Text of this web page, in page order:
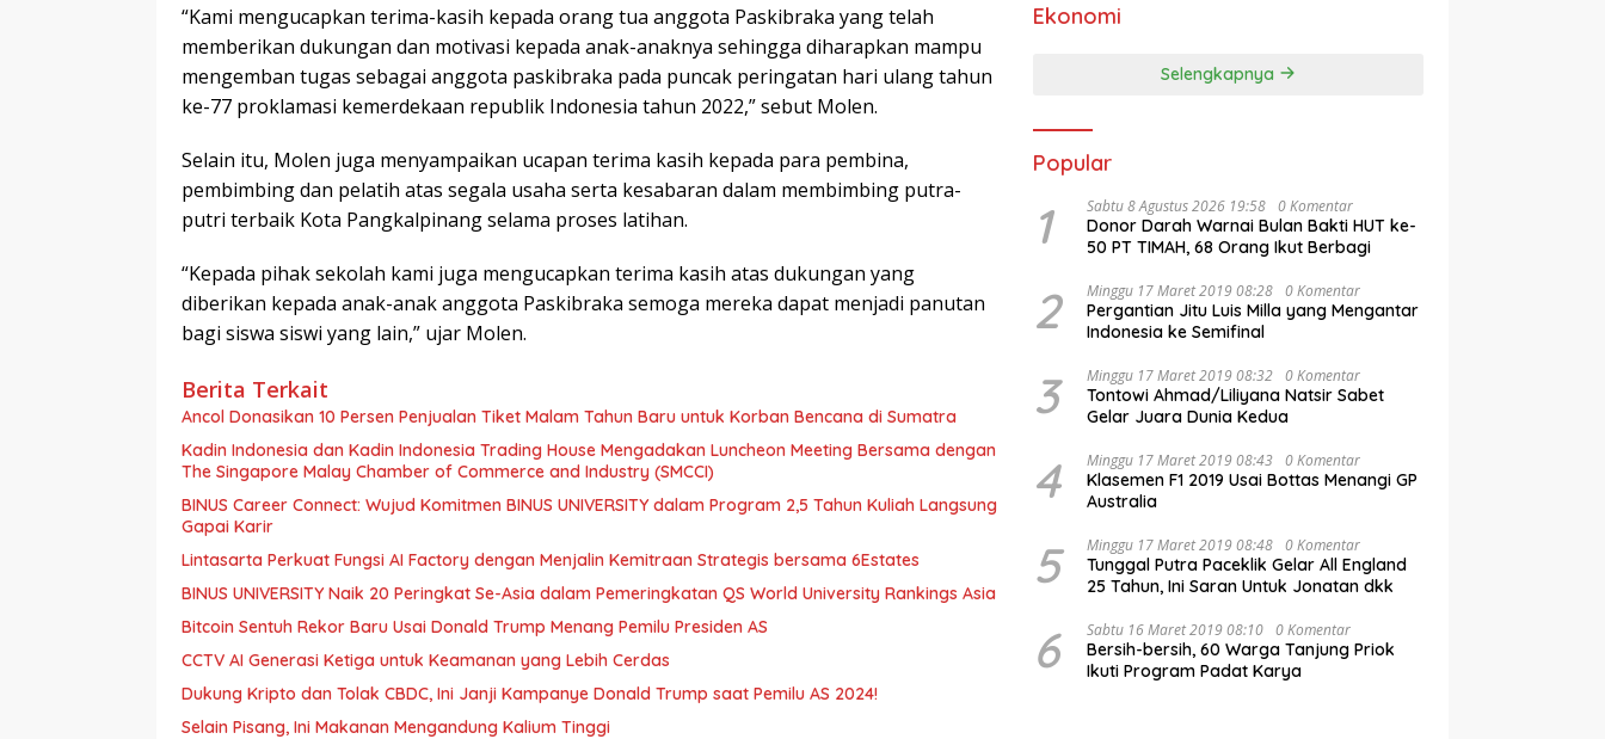
“Kami mengucapkan terima-kasih kepada orang tua anggota Paskibraka yang telah
memberikan dukungan dan motivasi kepada anak-anaknya sehingga diharapkan mampu
mengemban tugas sebagai anggota paskibraka pada puncak peringatan hari ulang tahun
ke-77 proklamasi kemerdekaan republik Indonesia tahun 2022,” sebut Molen.
Selain itu, Molen juga menyampaikan ucapan terima kasih kepada para pembina,
pembimbing dan pelatih atas segala usaha serta kesabaran dalam membimbing putra-
putri terbaik Kota Pangkalpinang selama proses latihan.
“Kepada pihak sekolah kami juga mengucapkan terima kasih atas dukungan yang
diberikan kepada anak-anak anggota Paskibraka semoga mereka dapat menjadi panutan
bagi siswa siswi yang lain,” ujar Molen.
Berita Terkait
Ancol Donasikan 10 Persen Penjualan Tiket Malam Tahun Baru untuk Korban Bencana di Sumatra
Kadin Indonesia dan Kadin Indonesia Trading House Mengadakan Luncheon Meeting Bersama dengan
The Singapore Malay Chamber of Commerce and Industry (SMCCI)
BINUS Career Connect: Wujud Komitmen BINUS UNIVERSITY dalam Program 2,5 Tahun Kuliah Langsung
Gapai Karir
Lintasarta Perkuat Fungsi AI Factory dengan Menjalin Kemitraan Strategis bersama 6Estates
BINUS UNIVERSITY Naik 20 Peringkat Se-Asia dalam Pemeringkatan QS World University Rankings Asia
Bitcoin Sentuh Rekor Baru Usai Donald Trump Menang Pemilu Presiden AS
CCTV AI Generasi Ketiga untuk Keamanan yang Lebih Cerdas
Dukung Kripto dan Tolak CBDC, Ini Janji Kampanye Donald Trump saat Pemilu AS 2024!
Selain Pisang, Ini Makanan Mengandung Kalium Tinggi
Ekonomi
Selengkapnya
Popular
1 Sabtu 8 Agustus 2026 19:58 0 Komentar
Donor Darah Warnai Bulan Bakti HUT ke-
50 PT TIMAH, 68 Orang Ikut Berbagi
2 Minggu 17 Maret 2019 08:28 0 Komentar
Pergantian Jitu Luis Milla yang Mengantar
Indonesia ke Semifinal
3 Minggu 17 Maret 2019 08:32 0 Komentar
Tontowi Ahmad/Liliyana Natsir Sabet
Gelar Juara Dunia Kedua
4 Minggu 17 Maret 2019 08:43 0 Komentar
Klasemen F1 2019 Usai Bottas Menangi GP
Australia
5 Minggu 17 Maret 2019 08:48 0 Komentar
Tunggal Putra Paceklik Gelar All England
25 Tahun, Ini Saran Untuk Jonatan dkk
6 Sabtu 16 Maret 2019 08:10 0 Komentar
Bersih-bersih, 60 Warga Tanjung Priok
Ikuti Program Padat Karya